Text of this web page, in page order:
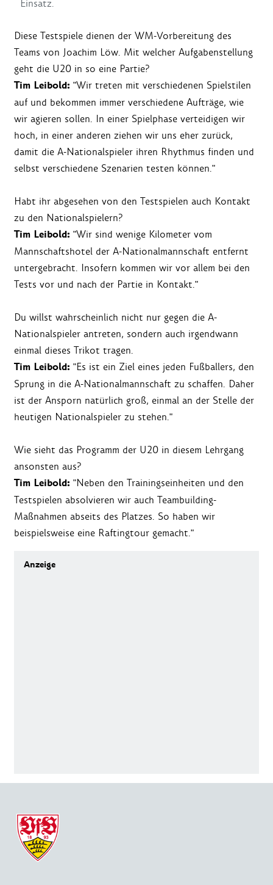
Einsatz.
Diese Testspiele dienen der WM-Vorbereitung des
Teams von Joachim Löw. Mit welcher Aufgabenstellung
geht die U20 in so eine Partie?
Tim Leibold: "Wir treten mit verschiedenen Spielstilen
auf und bekommen immer verschiedene Aufträge, wie
wir agieren sollen. In einer Spielphase verteidigen wir
hoch, in einer anderen ziehen wir uns eher zurück,
damit die A-Nationalspieler ihren Rhythmus finden und
selbst verschiedene Szenarien testen können."
Habt ihr abgesehen von den Testspielen auch Kontakt
zu den Nationalspielern?
Tim Leibold: "Wir sind wenige Kilometer vom
Mannschaftshotel der A-Nationalmannschaft entfernt
untergebracht. Insofern kommen wir vor allem bei den
Tests vor und nach der Partie in Kontakt."
Du willst wahrscheinlich nicht nur gegen die A-
Nationalspieler antreten, sondern auch irgendwann
einmal dieses Trikot tragen.
Tim Leibold: "Es ist ein Ziel eines jeden Fußballers, den
Sprung in die A-Nationalmannschaft zu schaffen. Daher
ist der Ansporn natürlich groß, einmal an der Stelle der
heutigen Nationalspieler zu stehen."
Wie sieht das Programm der U20 in diesem Lehrgang
ansonsten aus?
Tim Leibold: "Neben den Trainingseinheiten und den
Testspielen absolvieren wir auch Teambuilding-
Maßnahmen abseits des Platzes. So haben wir
beispielsweise eine Raftingtour gemacht."